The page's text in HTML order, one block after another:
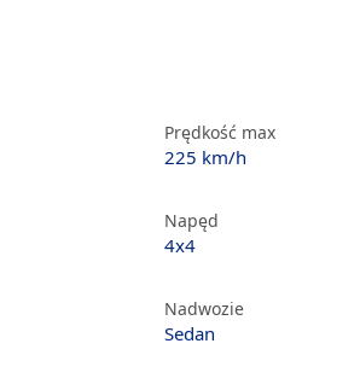
Prędkość max
225 km/h
Napęd
4x4
Nadwozie
Sedan